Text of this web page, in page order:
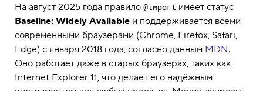
На август 2025 года правило @import имеет статус
Baseline: Widely Available и поддерживается всеми
современными браузерами (Chrome, Firefox, Safari,
Edge) с января 2018 года, согласно данным MDN.
Оно работает даже в старых браузерах, таких как
Internet Explorer 11, что делает его надёжным